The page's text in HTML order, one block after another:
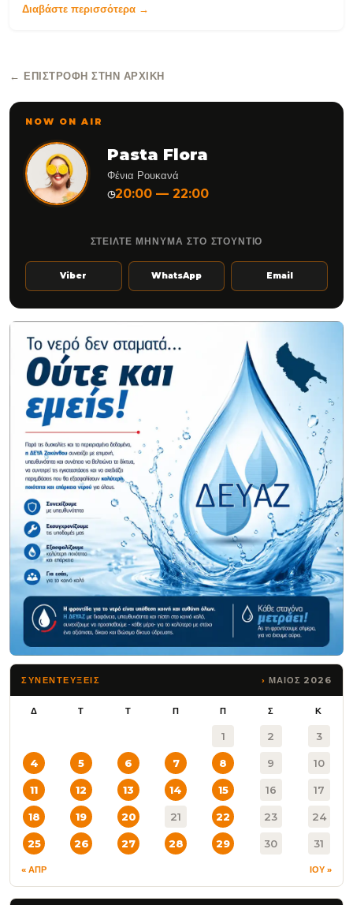
πλέον στην άνοδο στη Super League 2.
Διαβάστε περισσότερα →
← ΕΠΙΣΤΡΟΦΉ ΣΤΗΝ ΑΡΧΙΚΉ
NOW ON AIR
Pasta Flora
Φένια Ρουκανά
◷20:00 — 22:00
ΣΤΕΙΛΤΕ ΜΗΝΥΜΑ ΣΤΟ ΣΤΟΥΝΤΙΟ
Viber WhatsApp Email
ΣΥΝΕΝΤΕΥΞΕΙΣ ΜΑΙΟΣ 2026
Δ Τ Τ Π Π Σ Κ
1 2 3
4 5 6 7 8 9 10
11 12 13 14 15 16 17
18 19 20 21 22 23 24
25 26 27 28 29 30 31
« ΑΠΡ ΙΟΥ »